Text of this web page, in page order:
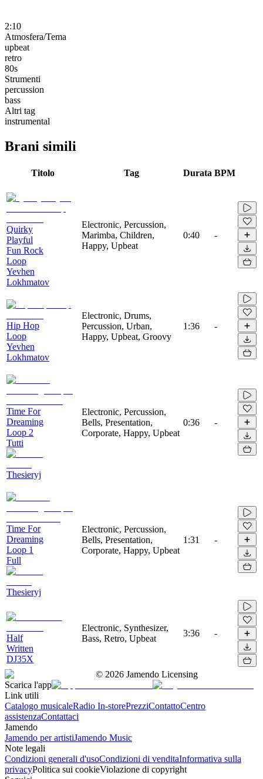
2:10
Atmosfera/Tema
upbeat
retro
80s
Strumenti
percussion
bass
Altri tag
instrumental
Brani simili
Titolo Tag Durata BPM
Quirky
Playful
Fun Rock
Loop
Yevhen
Lokhmatov
Electronic, Percussion,
Marimba, Children,
Happy, Upbeat
0:40 -
Hip Hop
Loop
Yevhen
Lokhmatov
Electronic, Drums,
Percussion, Urban,
Happy, Upbeat, Groovy
1:36 -
Time For
Dreaming
Loop 2
Tutti
Thesieryj
Electronic, Percussion,
Bells, Presentation,
Corporate, Happy, Upbeat
0:36 -
Time For
Dreaming
Loop 1
Full
Thesieryj
Electronic, Percussion,
Bells, Presentation,
Corporate, Happy, Upbeat
1:31 -
Half
Written
DJ35X
Electronic, Synthesizer,
Bass, Retro, Upbeat
3:36 -
© 2026 Jamendo Licensing
Scarica l'app
Link utili
Catalogo musicaleRadio In-storePrezziContattoCentro
assistenzaContattaci
Jamendo
Jamendo per artistiJamendo Music
Note legali
Condizioni generali d'usoCondizioni di venditaInformativa sulla
privacyPolitica sui cookieViolazione di copyright